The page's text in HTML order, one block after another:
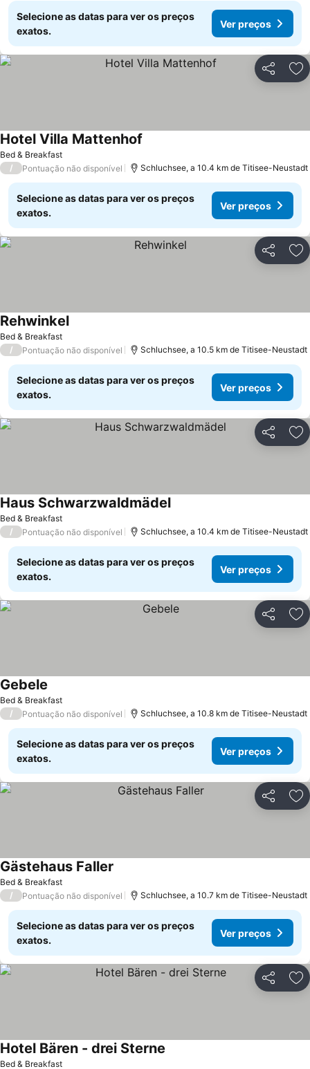
Selecione as datas para ver os preços
exatos.
Ver preços
Partilhar
Bed & Breakfast
Hotel Villa Mattenhof
/ Pontuação não disponível Schluchsee, a 10.4 km de Titisee-Neustadt
Selecione as datas para ver os preços
exatos.
Ver preços
Partilhar
Bed & Breakfast
Rehwinkel
/ Pontuação não disponível Schluchsee, a 10.5 km de Titisee-Neustadt
Selecione as datas para ver os preços
exatos.
Ver preços
Partilhar
Bed & Breakfast
Haus Schwarzwaldmädel
/ Pontuação não disponível Schluchsee, a 10.4 km de Titisee-Neustadt
Selecione as datas para ver os preços
exatos.
Ver preços
Partilhar
Bed & Breakfast
Gebele
/ Pontuação não disponível Schluchsee, a 10.8 km de Titisee-Neustadt
Selecione as datas para ver os preços
exatos.
Ver preços
Partilhar
Bed & Breakfast
Gästehaus Faller
/ Pontuação não disponível Schluchsee, a 10.7 km de Titisee-Neustadt
Selecione as datas para ver os preços
exatos.
Ver preços
Partilhar
Bed & Breakfast
Hotel Bären - drei Sterne